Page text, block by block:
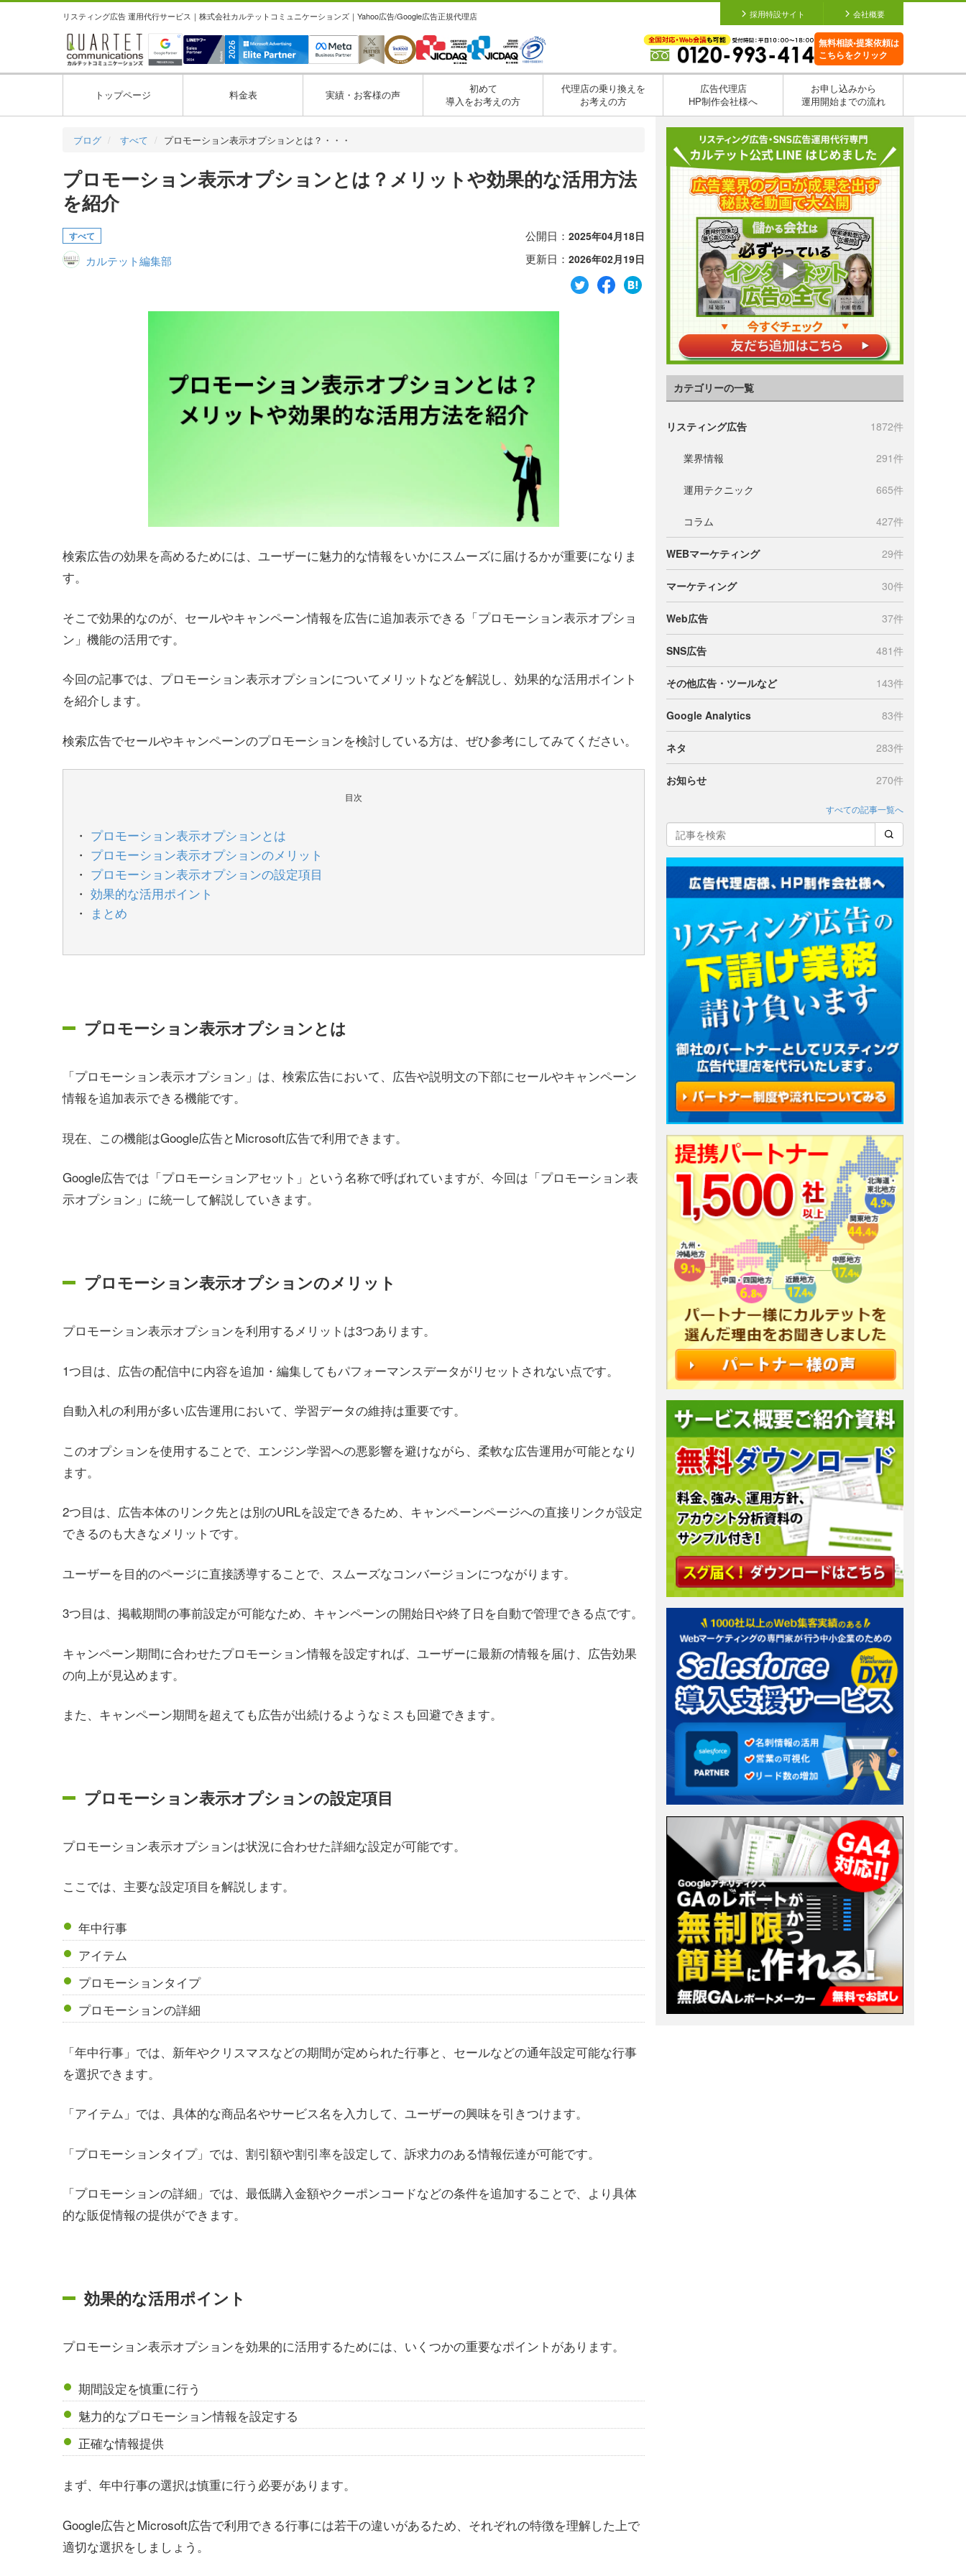
リスティング広告 運用代行サービス｜株式会社カルテットコミュニケーションズ｜Yahoo広告/Google広告正規代理店 採用特設サイト 会社概要
無料相談•提案依頼は
こちらをクリック
トップページ 料金表 実績・お客様の声
初めて
導入をお考えの方
代理店の乗り換えを
お考えの方
広告代理店
HP制作会社様へ
お申し込みから
運用開始までの流れ
ブログ すべて プロモーション表示オプションとは？・・・
プロモーション表示オプションとは？メリットや効果的な活用方法
を紹介
すべて
カルテット編集部
公開日： 2025年04月18日
更新日： 2026年02月19日
検索広告の効果を高めるためには、ユーザーに魅力的な情報をいかにスムーズに届けるかが重要になりま
す。
そこで効果的なのが、セールやキャンペーン情報を広告に追加表示できる「プロモーション表示オプショ
ン」機能の活用です。
今回の記事では、プロモーション表示オプションについてメリットなどを解説し、効果的な活用ポイント
を紹介します。
検索広告でセールやキャンペーンのプロモーションを検討している方は、ぜひ参考にしてみてください。
目次
プロモーション表示オプションとは
プロモーション表示オプションのメリット
プロモーション表示オプションの設定項目
効果的な活用ポイント
まとめ
プロモーション表示オプションとは
「プロモーション表示オプション」は、検索広告において、広告や説明文の下部にセールやキャンペーン
情報を追加表示できる機能です。
現在、この機能はGoogle広告とMicrosoft広告で利用できます。
Google広告では「プロモーションアセット」という名称で呼ばれていますが、今回は「プロモーション表
示オプション」に統一して解説していきます。
プロモーション表示オプションのメリット
プロモーション表示オプションを利用するメリットは3つあります。
1つ目は、広告の配信中に内容を追加・編集してもパフォーマンスデータがリセットされない点です。
自動入札の利用が多い広告運用において、学習データの維持は重要です。
このオプションを使用することで、エンジン学習への悪影響を避けながら、柔軟な広告運用が可能となり
ます。
2つ目は、広告本体のリンク先とは別のURLを設定できるため、キャンペーンページへの直接リンクが設定
できるのも大きなメリットです。
ユーザーを目的のページに直接誘導することで、スムーズなコンバージョンにつながります。
3つ目は、掲載期間の事前設定が可能なため、キャンペーンの開始日や終了日を自動で管理できる点です。
キャンペーン期間に合わせたプロモーション情報を設定すれば、ユーザーに最新の情報を届け、広告効果
の向上が見込めます。
また、キャンペーン期間を超えても広告が出続けるようなミスも回避できます。
プロモーション表示オプションの設定項目
プロモーション表示オプションは状況に合わせた詳細な設定が可能です。
ここでは、主要な設定項目を解説します。
年中行事
アイテム
プロモーションタイプ
プロモーションの詳細
「年中行事」では、新年やクリスマスなどの期間が定められた行事と、セールなどの通年設定可能な行事
を選択できます。
「アイテム」では、具体的な商品名やサービス名を入力して、ユーザーの興味を引きつけます。
「プロモーションタイプ」では、割引額や割引率を設定して、訴求力のある情報伝達が可能です。
「プロモーションの詳細」では、最低購入金額やクーポンコードなどの条件を追加することで、より具体
的な販促情報の提供ができます。
効果的な活用ポイント
プロモーション表示オプションを効果的に活用するためには、いくつかの重要なポイントがあります。
期間設定を慎重に行う
魅力的なプロモーション情報を設定する
正確な情報提供
まず、年中行事の選択は慎重に行う必要があります。
Google広告とMicrosoft広告で利用できる行事には若干の違いがあるため、それぞれの特徴を理解した上で
適切な選択をしましょう。
カテゴリーの一覧
リスティング広告 1872件
業界情報 291件
運用テクニック 665件
コラム 427件
WEBマーケティング 29件
マーケティング 30件
Web広告 37件
SNS広告 481件
その他広告・ツールなど 143件
Google Analytics 83件
ネタ 283件
お知らせ 270件
すべての記事一覧へ